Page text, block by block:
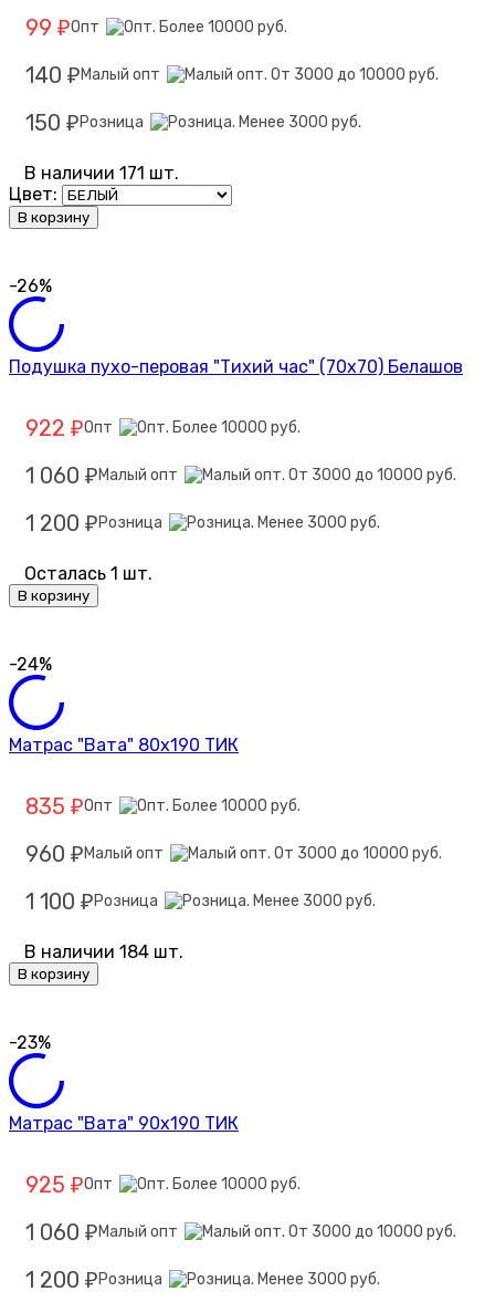
99 ₽Опт
140 ₽ Малый опт
150 ₽ Розница
В наличии 171 шт.
Цвет:
В корзину
-26%
Подушка пухо-перовая "Тихий час" (70х70) Белашов
922 ₽Опт
1 060 ₽ Малый опт
1 200 ₽ Розница
Осталась 1 шт.
В корзину
-24%
Матрас "Вата" 80х190 ТИК
835 ₽Опт
960 ₽ Малый опт
1 100 ₽ Розница
В наличии 184 шт.
В корзину
-23%
Матрас "Вата" 90х190 ТИК
925 ₽Опт
1 060 ₽ Малый опт
1 200 ₽ Розница